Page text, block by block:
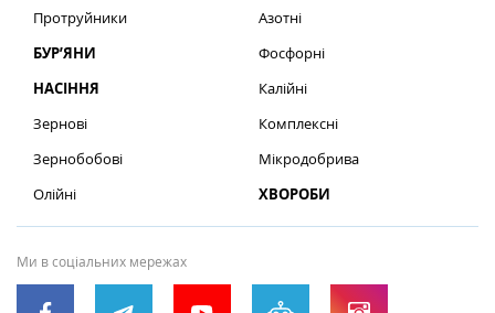
Протруйники
БУР’ЯНИ
НАСІННЯ
Зернові
Зернобобові
Олійні
Азотні
Фосфорні
Калійні
Комплексні
Мікродобрива
ХВОРОБИ
Ми в соціальних мережах